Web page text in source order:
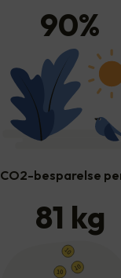
90%
CO2-besparelse
81 kg